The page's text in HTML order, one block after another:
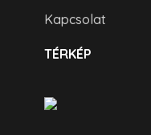
Kapcsolat
TÉRKÉP